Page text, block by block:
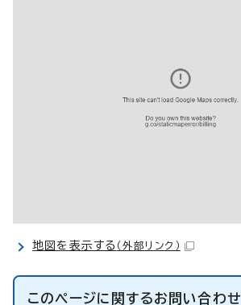
地図を表示する （外部リンク）
このページに関するお問い合わせ